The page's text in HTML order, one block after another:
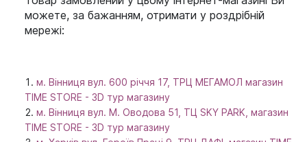
можете, за бажанням, отримати у роздрібній
мережі:
м. Вінниця вул. 600 річчя 17, ТРЦ МЕГАМОЛ магазин
TIME STORE - 3D тур магазину
м. Вінниця вул. М. Оводова 51, ТЦ SKY PARK, магазин
TIME STORE - 3D тур магазину